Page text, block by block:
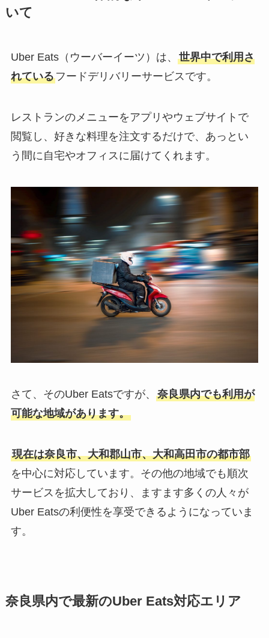
いて
Uber Eats（ウーバーイーツ）は、 世界中で利用さ
れているフードデリバリーサービスです。
レストランのメニューをアプリやウェブサイトで
閲覧し、好きな料理を注文するだけで、あっとい
う間に自宅やオフィスに届けてくれます。
さて、そのUber Eatsですが、 奈良県内でも利用が
可能な地域があります。
現在は奈良市、大和郡山市、大和高田市の都市部
を中心に対応しています。その他の地域でも順次
サービスを拡大しており、ますます多くの人々が
Uber Eatsの利便性を享受できるようになっていま
す。
奈良県内で最新のUber Eats対応エリア